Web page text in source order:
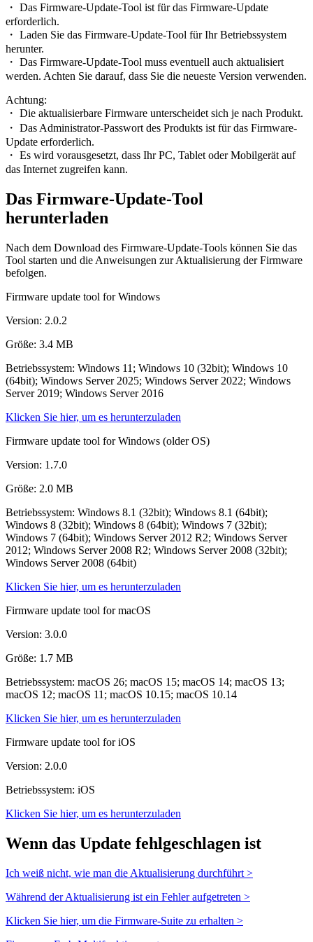
・ Das Firmware-Update-Tool ist für das Firmware-Update
erforderlich.
・ Laden Sie das Firmware-Update-Tool für Ihr Betriebssystem
herunter.
・ Das Firmware-Update-Tool muss eventuell auch aktualisiert
werden. Achten Sie darauf, dass Sie die neueste Version verwenden.
Achtung:
・ Die aktualisierbare Firmware unterscheidet sich je nach Produkt.
・ Das Administrator-Passwort des Produkts ist für das Firmware-
Update erforderlich.
・ Es wird vorausgesetzt, dass Ihr PC, Tablet oder Mobilgerät auf
das Internet zugreifen kann.
Das Firmware-Update-Tool
herunterladen
Nach dem Download des Firmware-Update-Tools können Sie das
Tool starten und die Anweisungen zur Aktualisierung der Firmware
befolgen.
Firmware update tool for Windows
Version: 2.0.2
Größe: 3.4 MB
Betriebssystem: Windows 11; Windows 10 (32bit); Windows 10
(64bit); Windows Server 2025; Windows Server 2022; Windows
Server 2019; Windows Server 2016
Klicken Sie hier, um es herunterzuladen
Firmware update tool for Windows (older OS)
Version: 1.7.0
Größe: 2.0 MB
Betriebssystem: Windows 8.1 (32bit); Windows 8.1 (64bit);
Windows 8 (32bit); Windows 8 (64bit); Windows 7 (32bit);
Windows 7 (64bit); Windows Server 2012 R2; Windows Server
2012; Windows Server 2008 R2; Windows Server 2008 (32bit);
Windows Server 2008 (64bit)
Klicken Sie hier, um es herunterzuladen
Firmware update tool for macOS
Version: 3.0.0
Größe: 1.7 MB
Betriebssystem: macOS 26; macOS 15; macOS 14; macOS 13;
macOS 12; macOS 11; macOS 10.15; macOS 10.14
Klicken Sie hier, um es herunterzuladen
Firmware update tool for iOS
Version: 2.0.0
Betriebssystem: iOS
Klicken Sie hier, um es herunterzuladen
Wenn das Update fehlgeschlagen ist
Ich weiß nicht, wie man die Aktualisierung durchführt >
Während der Aktualisierung ist ein Fehler aufgetreten >
Klicken Sie hier, um die Firmware-Suite zu erhalten >